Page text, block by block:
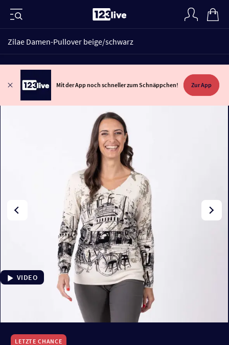
Zilae Damen-Pullover beige/schwarz
Mit der App noch schneller zum Schnäppchen! Zur App
VIDEO
LETZTE CHANCE